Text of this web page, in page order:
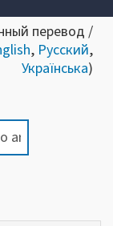
перевод /
, Русский,
Українська)